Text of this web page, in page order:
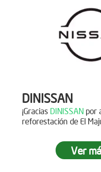
DINISSAN
¡Gracias DINISSAN por
reforestación de El
Siembra en el
Sumapaz
Ver